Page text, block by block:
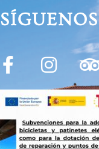
SÍGUENOS